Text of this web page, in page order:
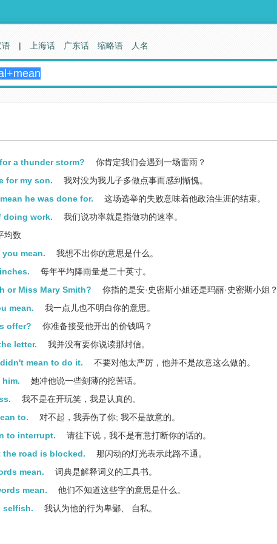
a thunder storm?
你肯定我们会遇到一场雷雨？
for my son.
我对没为我儿子多做点事而感到惭愧。
he was done for.
这场选举的失败意味着他政治生涯的结束。
doing work.
我们说功率就是指做功的速率。
均数
mean.
我想不出你的意思是什么。
每年平均降雨量是二十英寸。
or Miss Mary Smith?
你指的是安·史密斯小姐还是玛丽·史密斯小姐？
mean.
我一点儿也不明白你的意思。
offer?
你准备接受他开出的价钱吗？
letter.
我并没有要你说读那封信。
mean to do it.
不要对他太严厉，他并不是故意这么做的。
him.
她冲他说一些刻薄的挖苦话。
我不是在开玩笑，我是认真的。
to.
对不起，我弄伤了你; 我不是故意的。
to interrupt.
请往下说，我不是有意打断你的话的。
road is blocked.
那闪动的灯光表示此路不通。
mean.
词典是解释词义的工具书。
mean.
他们不知道这些字的意思是什么。
selfish.
我认为他的行为卑鄙、 自私。
语 | 上海话 广东话 缩略语 人名